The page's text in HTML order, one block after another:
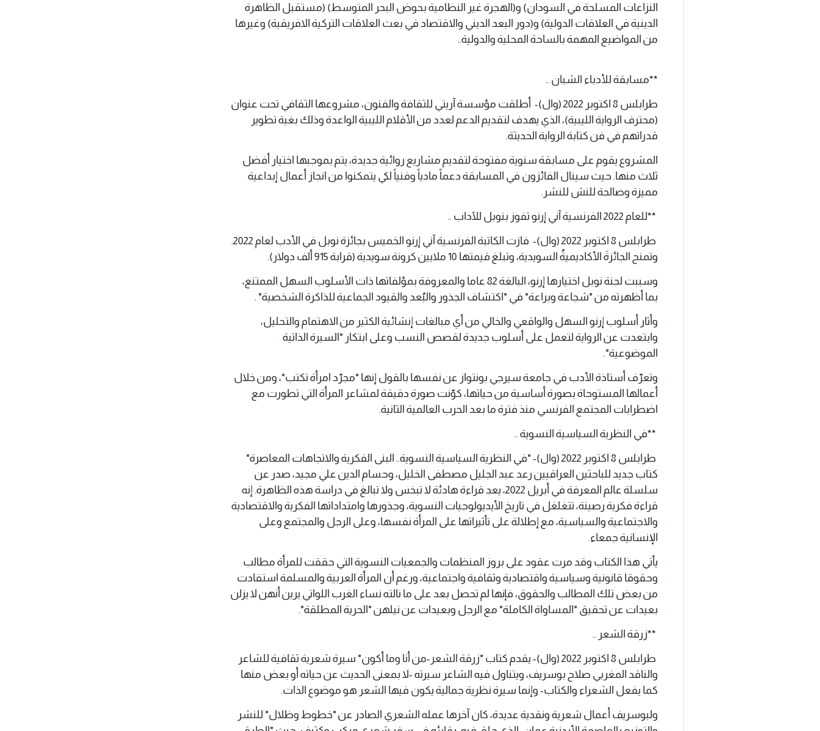
النزاعات المسلحة في السودان) و(الهجرة غير النظامية بحوض البحر المتوسط) (مستقبل الظاهرة
الدينية في العلاقات الدولية) و(دور البعد الديني والاقتصاد في بعث العلاقات التركية الافريقية) وغيرها
من المواضيع المهمة بالساحة المحلية والدولية..
**مسابقة للأدباء الشبان ..
طرابلس 8 اكتوبر 2022 (وال)- أطلقت مؤسسة آريتي للثقافة والفنون، مشروعها الثقافي تحت عنوان
(محترف الرواية الليبية)، الذي يهدف لتقديم الدعم لعدد من الأقلام الليبية الواعدة وذلك بغية تطوير
قدراتهم في فن كتابة الرواية الحديثة.
المشروع يقوم على مسابقة سنوية مفتوحة لتقديم مشاريع روائية جديدة، يتم بموجبها اختيار أفضل
ثلاث منها. حيث سينال الفائزون في المسابقة دعماً مادياً وفنياً لكي يتمكنوا من انجاز أعمال إبداعية
مميزة وصالحة للنش للنشر.
**للعام 2022 الفرنسية آني إرنو تفوز بنوبل للآداب ..
طرابلس 8 اكتوبر 2022 (وال)- فازت الكاتبة الفرنسية آني إرنو الخميس بجائزة نوبل في الأدب لعام 2022.
وتمنح الجائزةَ الأكاديميةُ السويدية، وتبلغ قيمتها 10 ملايين كرونة سويدية (قرابة 915 ألف دولار).
وسببت لجنة نوبل اختيارها إرنو، البالغة 82 عاما والمعروفة بمؤلفاتها ذات الأسلوب السهل الممتنع،
بما أظهرته من "شجاعة وبراعة" في "اكتشاف الجذور والبُعد والقيود الجماعية للذاكرة الشخصية" .
وأثار أسلوب إرنو السهل والواقعي والخالي من أي مبالغات إنشائية الكثير من الاهتمام والتحليل،
وابتعدت عن الرواية لتعمل على أسلوب جديدة لقصص النسب وعلى ابتكار "السيرة الذاتية
الموضوعية".
وتعرّف أستاذة الأدب في جامعة سيرجي بونتواز عن نفسها بالقول إنها "مجرّد امرأة تكتب"، ومن خلال
أعمالها المستوحاة بصورة أساسية من حياتها، كوّنت صورة دقيقة لمشاعر المرأة التي تطورت مع
اضطرابات المجتمع الفرنسي منذ فترة ما بعد الحرب العالمية الثانية.
**في النظرية السياسية النسوية ..
طرابلس 8 اكتوبر 2022 (وال)- "في النظرية السياسية النسوية.. البنى الفكرية والاتجاهات المعاصرة"
كتاب جديد للباحثين العراقيين رعد عبد الجليل مصطفى الخليل، وحسام الدين علي مجيد، صدر عن
سلسلة عالم المعرفة في أبريل 2022، يعد قراءة هادئة لا تبخس ولا تبالغ في دراسة هذه الظاهرة. إنه
قراءة فكرية رصينة، تتغلغل في تاريخ الأيديولوجيات النسوية، وجذورها وامتداداتها الفكرية والاقتصادية
والاجتماعية والسياسية، مع إطلالة على تأثيراتها على المرأة نفسها، وعلى الرجل والمجتمع وعلى
الإنسانية جمعاء.
يأتي هذا الكتاب وقد مرت عقود على بروز المنظمات والجمعيات النسوية التي حققت للمرأة مطالب
وحقوقا قانونية وسياسية واقتصادية وثقافية واجتماعية، ورغم أن المرأة العربية والمسلمة استفادت
من بعض تلك المطالب والحقوق، فإنها لم تحصل بعد على ما نالته نساء الغرب اللواتي يرين أنهن لا يزلن
بعيدات عن تحقيق "المساواة الكاملة" مع الرجل وبعيدات عن نيلهن "الحرية المطلقة".
**زرقة الشعر ..
طرابلس 8 اكتوبر 2022 (وال)- يقدم كتاب "زرقة الشعر-من أنا وما أكون" سيرة شعرية ثقافية للشاعر
والناقد المغربي صلاح بوسريف، ويتناول فيه الشاعر سيرته -لا بمعنى الحديث عن حياته أو بعض منها
كما يفعل الشعراء والكتاب- وإنما سيرة نظرية جمالية يكون فيها الشعر هو موضوع الذات.
ولبوسريف أعمال شعرية ونقدية عديدة، كان آخرها عمله الشعري الصادر عن "خطوط وظلال" للنشر